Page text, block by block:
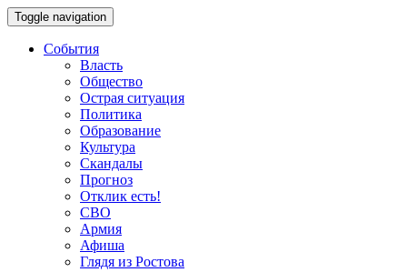
Toggle navigation
События
Власть
Общество
Острая ситуация
Политика
Образование
Культура
Скандалы
Прогноз
Отклик есть!
СВО
Армия
Афиша
Глядя из Ростова